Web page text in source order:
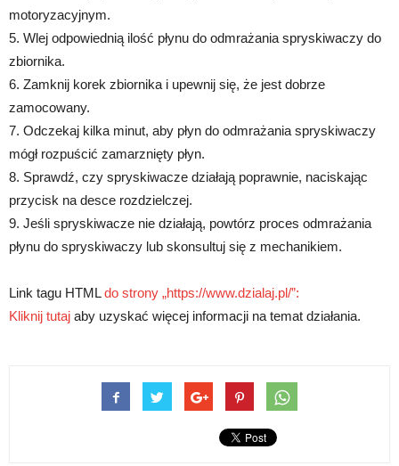
motoryzacyjnym.
5. Wlej odpowiednią ilość płynu do odmrażania spryskiwaczy do
zbiornika.
6. Zamknij korek zbiornika i upewnij się, że jest dobrze
zamocowany.
7. Odczekaj kilka minut, aby płyn do odmrażania spryskiwaczy
mógł rozpuścić zamarznięty płyn.
8. Sprawdź, czy spryskiwacze działają poprawnie, naciskając
przycisk na desce rozdzielczej.
9. Jeśli spryskiwacze nie działają, powtórz proces odmrażania
płynu do spryskiwaczy lub skonsultuj się z mechanikiem.
Link tagu HTMLdo strony „https://www.dzialaj.pl/”:
Kliknij tutaj aby uzyskać więcej informacji na temat działania.